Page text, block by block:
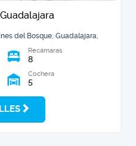
del Bosque, Guadalajara,
Recámaras
8
Cochera
5